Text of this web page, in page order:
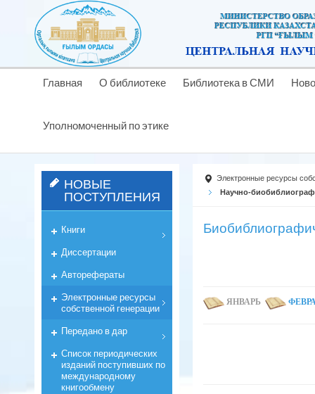
Главная О библиотеке Библиотека в СМИ
Уполномоченный по этике
Электронные ресурсы
Научно-
ЯНВАРЬ
НОВЫЕ
ПОСТУПЛЕНИЯ
Книги
Диссертации
Авторефераты
Электронные ресурсы
собственной генерации
Передано в дар
Список периодических
изданий поступивших по
международному
книгообмену